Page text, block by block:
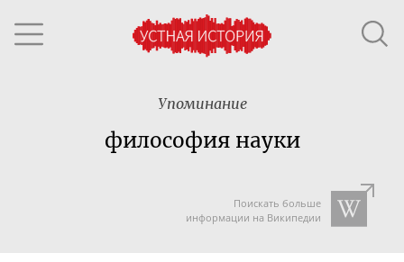
Упоминание
философия науки
Поискать больше
информации на Википедии